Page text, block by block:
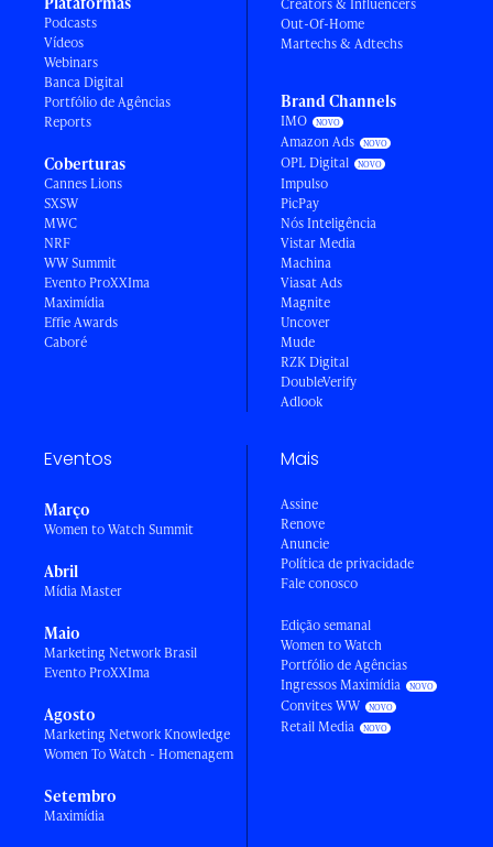
Podcasts
Vídeos
Webinars
Banca Digital
Portfólio de Agências
Reports
Coberturas
Cannes Lions
SXSW
MWC
NRF
WW Summit
Evento ProXXIma
Maximídia
Effie Awards
Caboré
Out-Of-Home
Martechs & Adtechs
Brand Channels
IMO
Amazon Ads
OPL Digital
Impulso
PicPay
Nós Inteligência
Vistar Media
Machina
Viasat Ads
Magnite
Uncover
Mude
RZK Digital
DoubleVerify
Adlook
Eventos
Março
Women to Watch Summit
Abril
Mídia Master
Maio
Marketing Network Brasil
Evento ProXXIma
Agosto
Marketing Network Knowledge
Women To Watch - Homenagem
Setembro
Maximídia
Mais
Assine
Renove
Anuncie
Política de privacidade
Fale conosco
Edição semanal
Women to Watch
Portfólio de Agências
Ingressos Maximídia
Convites WW
Retail Media